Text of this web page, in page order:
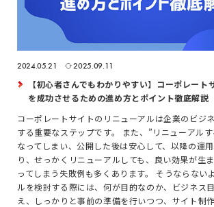
2024.05.21 2025.09.11
【初心者さんでもわかりやすい】コーポレート
を成功させるための進め方とポイント徹底解説
コーポレートサイトのリニューアルは企業のビジ
する重要なステップです。 また、”リニューアル
なってしまい、公開した後は安心して、以降の運
り、せっかくリニューアルしても、良い効果が生
ってしまう失敗例も多くあります。 そうならない
ルを検討する際には、何が目的なのか、ビジネス
え、しっかりと事前の準備を行いつつ、サイト制